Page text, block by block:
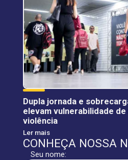
Dupla jornada e
elevam vulnerabilidade de
violência
Ler mais
CONHEÇA NOSSA
Seu nome: